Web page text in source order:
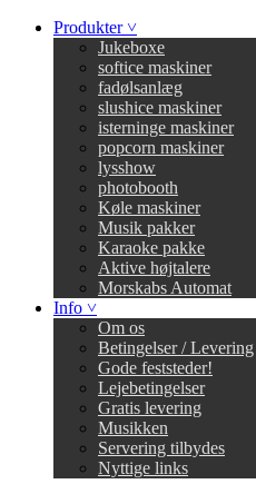
Produkter ˅
Jukeboxe
softice maskiner
fadølsanlæg
slushice maskiner
isterninge maskiner
popcorn maskiner
lysshow
photobooth
Køle maskiner
Musik pakker
Karaoke pakke
Aktive højtalere
Morskabs Automat
Info ˅
Om os
Betingelser / Levering
Gode feststeder!
Lejebetingelser
Gratis levering
Musikken
Servering tilbydes
Nyttige links